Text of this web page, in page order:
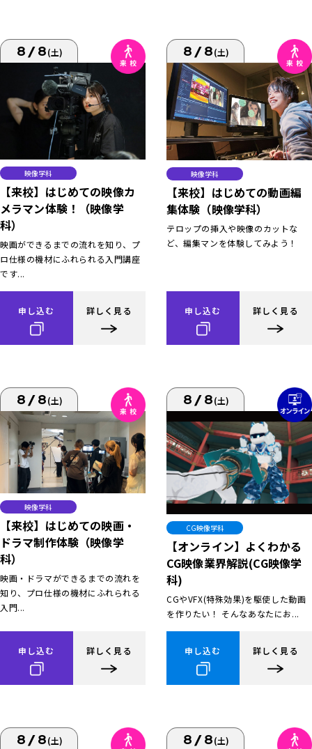
8/8(土)
映像学科
【来校】はじめての映像カ
メラマン体験！（映像学
科）
映画ができるまでの流れを知り、プ
ロ仕様の機材にふれられる入門講座
です...
申し込む 詳しく見る
8/8(土)
映像学科
【来校】はじめての動画編
集体験（映像学科）
テロップの挿入や映像のカットな
ど、編集マンを体験してみよう！
申し込む 詳しく見る
8/8(土)
映像学科
【来校】はじめての映画・
ドラマ制作体験（映像学
科）
映画・ドラマができるまでの流れを
知り、プロ仕様の機材にふれられる
入門...
申し込む 詳しく見る
8/8(土)
CG映像学科
【オンライン】よくわかる
CG映像業界解説(CG映像学
科)
CGやVFX(特殊効果)を駆使した動画
を作りたい！ そんなあなたにお...
申し込む 詳しく見る
8/8(土) 8/8(土)